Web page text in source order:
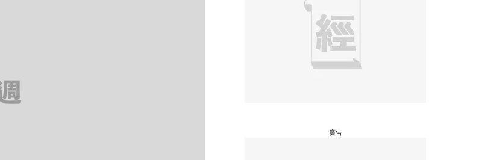
廣告